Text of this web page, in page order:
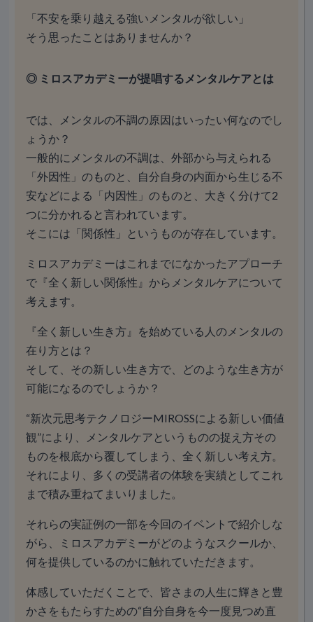
「不安を乗り越える強いメンタルが欲しい」
そう思ったことはありませんか？
◎ ミロスアカデミーが提唱するメンタルケアとは
では、メンタルの不調の原因はいったい何なのでし
ょうか？
一般的にメンタルの不調は、外部から与えられる
「外因性」のものと、自分自身の内面から生じる不
安などによる「内因性」のものと、大きく分けて2
つに分かれると言われています。
そこには「関係性」というものが存在しています。
ミロスアカデミーはこれまでになかったアプローチ
で『全く新しい関係性』からメンタルケアについて
考えます。
『全く新しい生き方』を始めている人のメンタルの
在り方とは？
そして、その新しい生き方で、どのような生き方が
可能になるのでしょうか？
“新次元思考テクノロジーMIROSSによる新しい価値
観”により、メンタルケアというものの捉え方その
ものを根底から覆してしまう、全く新しい考え方。
それにより、多くの受講者の体験を実績としてこれ
まで積み重ねてまいりました。
それらの実証例の一部を今回のイベントで紹介しな
がら、ミロスアカデミーがどのようなスクールか、
何を提供しているのかに触れていただきます。
体感していただくことで、皆さまの人生に輝きと豊
かさをもたらすための“自分自身を今一度見つめ直